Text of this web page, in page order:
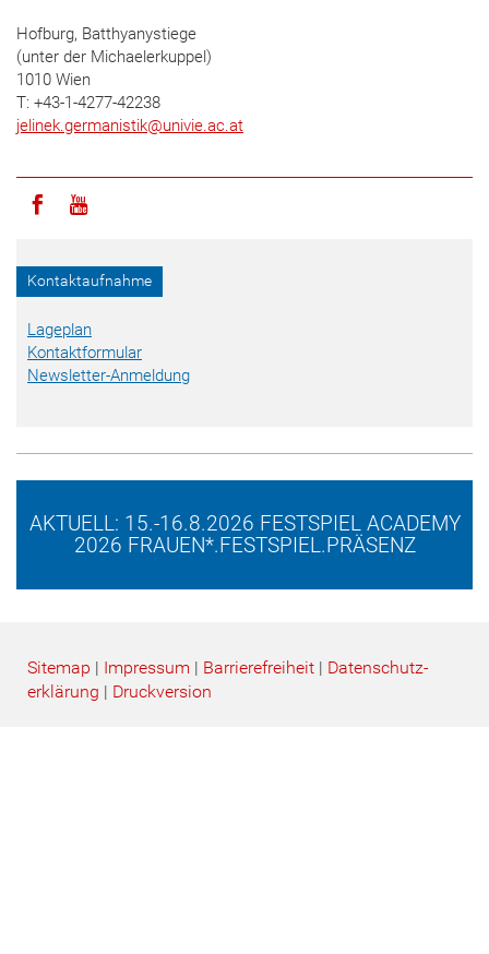
Hofburg, Batthyanystiege
(unter der Michaelerkuppel)
1010 Wien
T: +43-1-4277-42238
jelinek.germanistik@univie.ac.at
Icon facebook
Icon youtube
Kontaktaufnahme
Lageplan
Kontaktformular
Newsletter-Anmeldung
AKTUELL: 15.-16.8.2026 FESTSPIEL ACADEMY
2026 FRAUEN*.FESTSPIEL.PRÄSENZ
Sitemap | Impressum | Barrierefreiheit | Datenschutz­
erklärung | Druckversion